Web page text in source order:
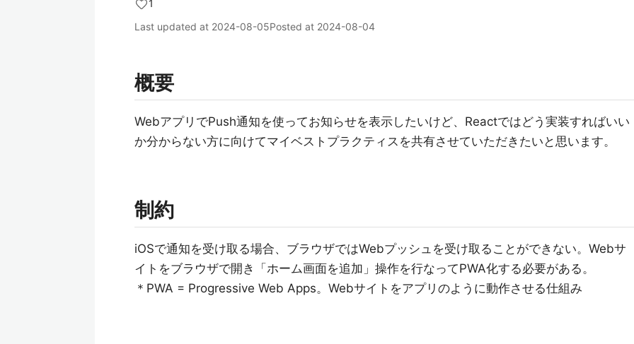
1
Last updated at 2024-08-05Posted at 2024-08-04
概要
WebアプリでPush通知を使ってお知らせを表示したいけど、Reactではどう実装すればいい
か分からない方に向けてマイベストプラクティスを共有させていただきたいと思います。
制約
iOSで通知を受け取る場合、ブラウザではWebプッシュを受け取ることができない。Webサ
イトをブラウザで開き「ホーム画面を追加」操作を行なってPWA化する必要がある。
＊PWA = Progressive Web Apps。Webサイトをアプリのように動作させる仕組み